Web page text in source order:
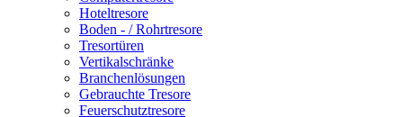
Hoteltresore
Boden - / Rohrtresore
Tresortüren
Vertikalschränke
Branchenlösungen
Gebrauchte Tresore
Feuerschutztresore